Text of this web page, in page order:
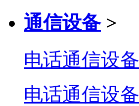
通信设备 >
电话通信设备
电话通信设备